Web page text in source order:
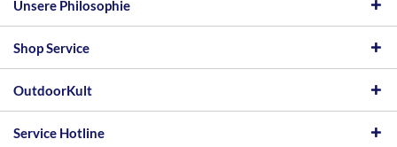
Unsere Philosophie
Shop Service
OutdoorKult
Service Hotline